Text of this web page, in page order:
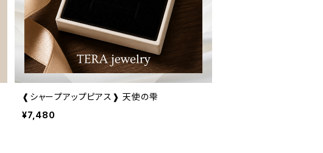
❰シャープアップピアス❱ 天使の雫
¥7,480